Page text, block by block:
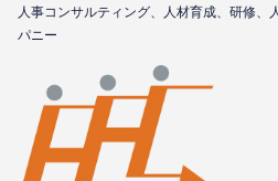
⼈事コンサルティング、⼈材育成、研修、
パニー